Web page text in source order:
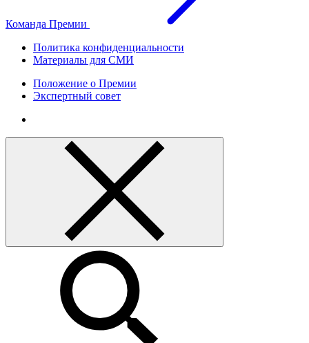
Команда Премии
Политика конфиденциальности
Материалы для СМИ
Положение о Премии
Экспертный совет